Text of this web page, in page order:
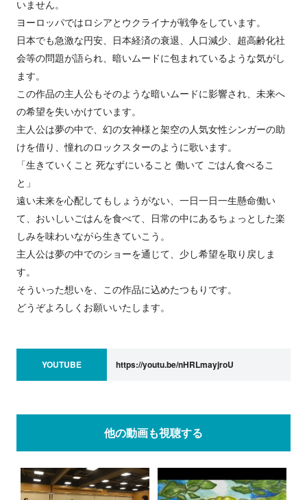
いません。
ヨーロッパではロシアとウクライナが戦争をしています。
日本でも急激な円安、日本経済の衰退、人口減少、超高齢化社
会等の問題が語られ、暗いムードに包まれているような気がし
ます。
この作品の主人公もそのような暗いムードに影響され、未来へ
の希望を失いかけています。
主人公は夢の中で、幻の女神様と架空の人気女性シンガーの助
けを借り、憧れのロックスターのように歌います。
「生きていくこと 死なずにいること 働いて ごはん食べるこ
と」
遠い未来を心配してもしょうがない、一日一日一生懸命働い
て、おいしいごはんを食べて、日常の中にあるちょっとした楽
しみを味わいながら生きていこう。
主人公は夢の中でのショーを通じて、少し希望を取り戻しま
す。
そういった想いを、この作品に込めたつもりです。
どうぞよろしくお願いいたします。
YOUTUBE https://youtu.be/nHRLmayjroU
他の動画も視聴する